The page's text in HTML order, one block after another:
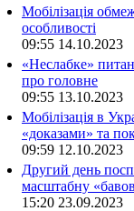
Мобілізація
особливості
09:55 14.10.2023
«Неслабке»
про головне
09:55 13.10.2023
Мобілізація в
«доказами» та
09:59 12.10.2023
Другий день
масштабну
15:20 23.09.2023